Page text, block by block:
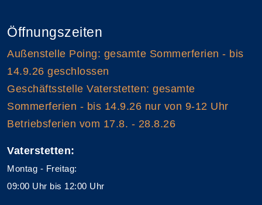
Öffnungszeiten
Außenstelle Poing: gesamte Sommerferien - bis
14.9.26 geschlossen
Geschäftsstelle Vaterstetten: gesamte
Sommerferien - bis 14.9.26 nur von 9-12 Uhr
Betriebsferien vom 17.8. - 28.8.26
Vaterstetten:
Montag - Freitag:
09:00 Uhr bis 12:00 Uhr